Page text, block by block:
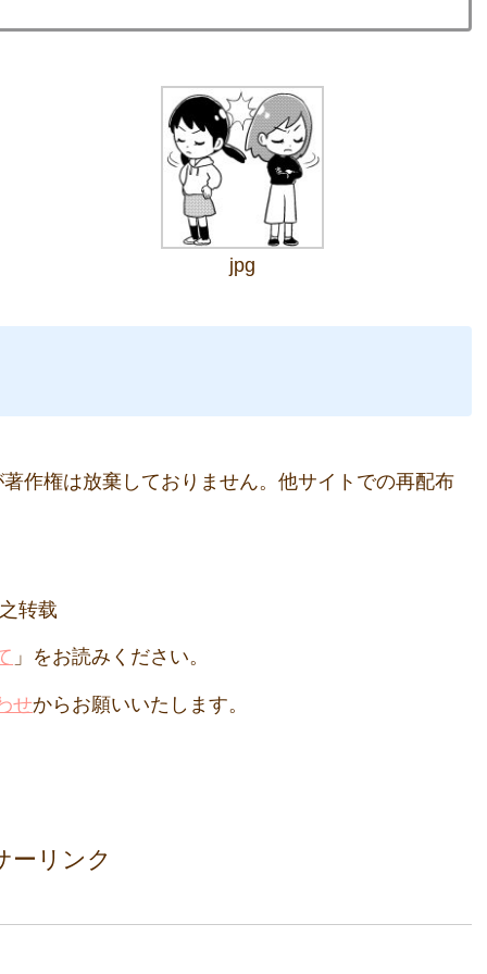
jpg
作権は放棄しておりません。他サイトでの再配布
转载
」をお読みください。
せからお願いいたします。
ーリンク